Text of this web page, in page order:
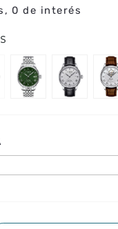
0 de interés